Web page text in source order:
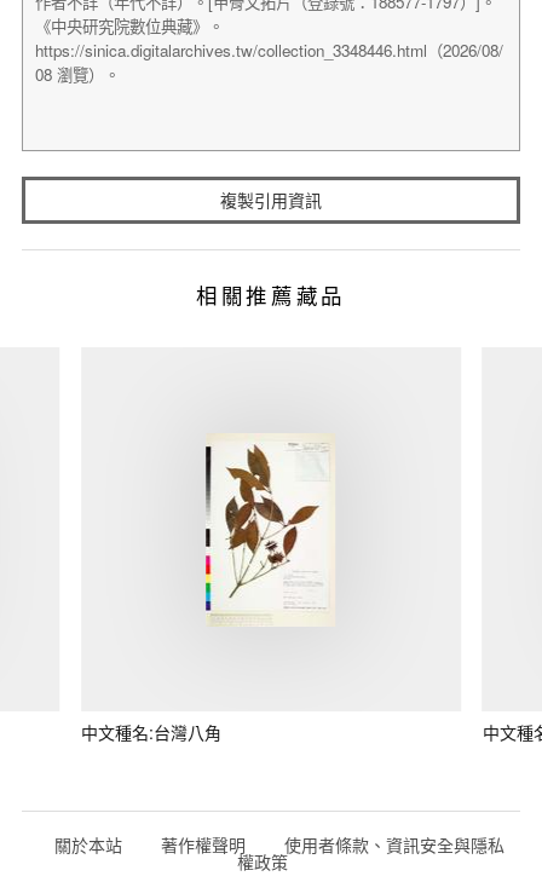
複製引用資訊
相關推薦藏品
中文種名:台灣八角 中文種
關於本站 著作權聲明 使用者條款、資訊安全與隱私
權政策